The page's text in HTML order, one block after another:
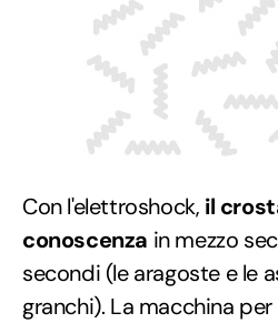
Con l'elettroshock, il
conoscenza in mezzo
secondi (le aragoste e le
granchi). La macchina